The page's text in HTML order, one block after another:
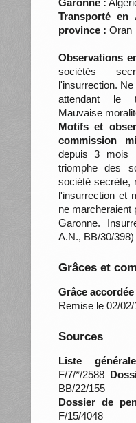
Transporté en
province : Oran
Observations
sociétés
l'insurrection.
attendant le
Mauvaise
Motifs et
commission
depuis 3 mois
triomphe des
société secrète,
l'insurrection et
ne marcheraient
Garonne.
A.N., BB/30/398)
Grâces et
Grâce
Remise le 02/02/
Sources
Liste
F/7/*/2588
BB/22/155
Dossier de
F/15/4048